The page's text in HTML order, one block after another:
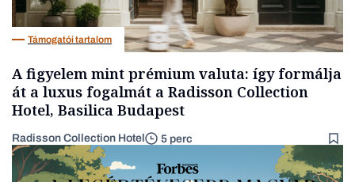
Támogatói tartalom
A figyelem mint prémium valuta: így formálja
át a luxus fogalmát a Radisson Collection
Hotel, Basilica Budapest
Radisson Collection Hotel 5 perc